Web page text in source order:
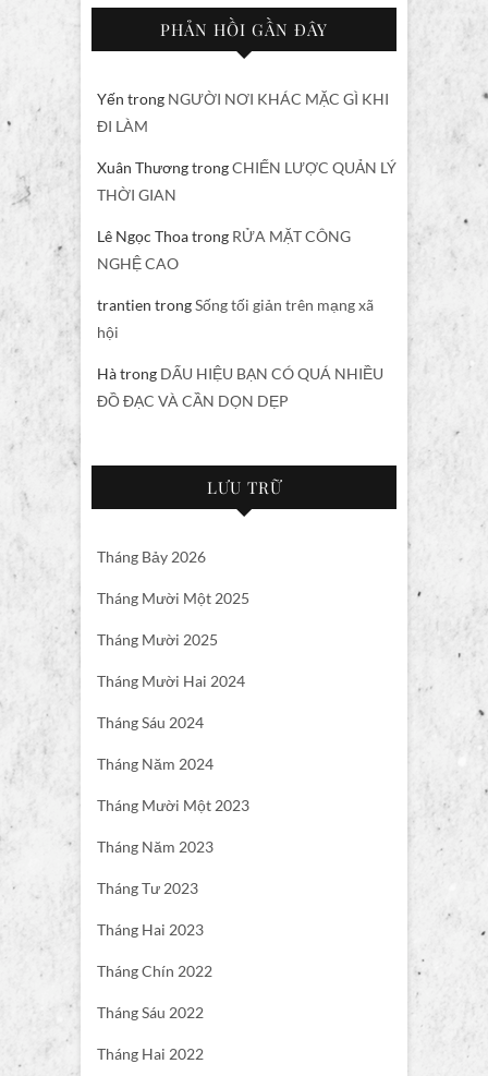
PHẢN HỒI GẦN ĐÂY
Yến trong NGƯỜI NƠI KHÁC MẶC GÌ KHI
ĐI LÀM
Xuân ThươngtrongCHIẾN LƯỢC QUẢN LÝ
THỜI GIAN
Lê Ngọc Thoatrong RỬA MẶT CÔNG
NGHỆ CAO
trantien trongSống tối giản trên mạng xã
hội
Hàtrong DẤU HIỆU BẠN CÓ QUÁ NHIỀU
ĐỒ ĐẠC VÀ CẦN DỌN DẸP
LƯU TRỮ
Tháng Bảy 2026
Tháng Mười Một 2025
Tháng Mười 2025
Tháng Mười Hai 2024
Tháng Sáu 2024
Tháng Năm 2024
Tháng Mười Một 2023
Tháng Năm 2023
Tháng Tư 2023
Tháng Hai 2023
Tháng Chín 2022
Tháng Sáu 2022
Tháng Hai 2022